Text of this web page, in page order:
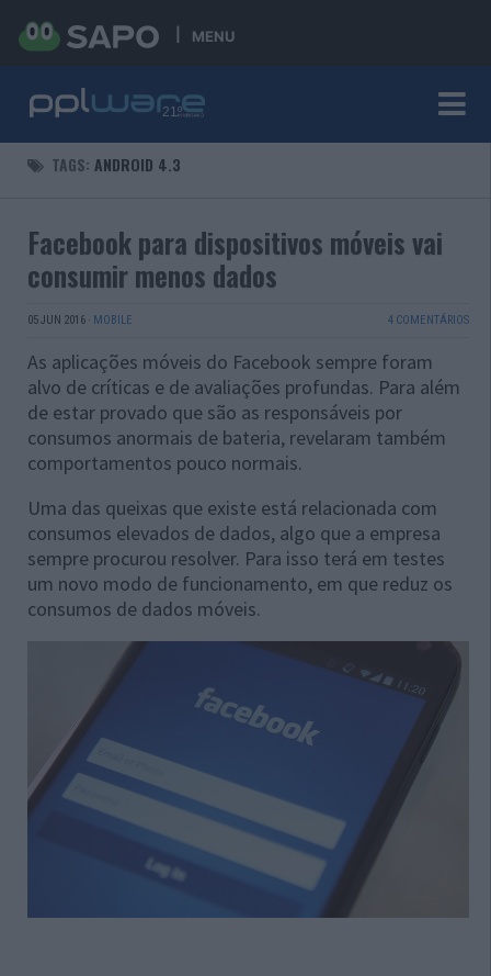
MENU
TAGS: ANDROID 4.3
Facebook para dispositivos móveis vai
consumir menos dados
05 JUN 2016 · MOBILE 4 COMENTÁRIOS
As aplicações móveis do Facebook sempre foram
alvo de críticas e de avaliações profundas. Para além
de estar provado que são as responsáveis por
consumos anormais de bateria, revelaram também
comportamentos pouco normais.
Uma das queixas que existe está relacionada com
consumos elevados de dados, algo que a empresa
sempre procurou resolver. Para isso terá em testes
um novo modo de funcionamento, em que reduz os
consumos de dados móveis.